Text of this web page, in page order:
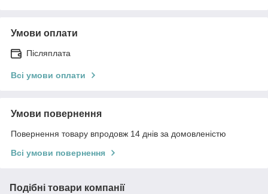
Умови оплати
Післяплата
Всі умови оплати
Умови повернення
Повернення товару впродовж 14 днів за домовленістю
Всі умови повернення
Подібні товари компанії